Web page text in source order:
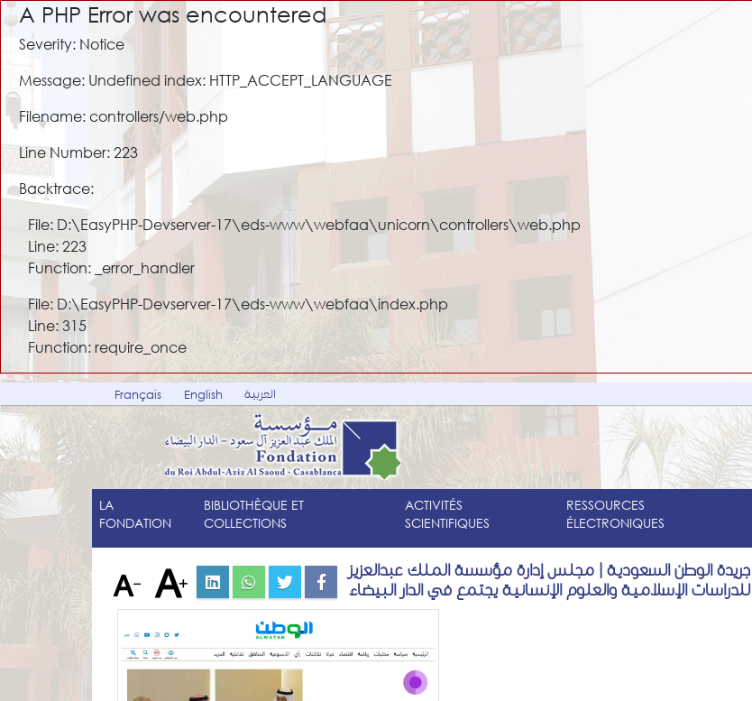
A PHP Error was encountered
Severity: Notice
Message: Undefined index: HTTP_ACCEPT_LANGUAGE
Filename: controllers/web.php
Line Number: 223
Backtrace:
File: D:\EasyPHP-Devserver-17\eds-www\webfaa\unicorn\controllers\web.php
Line: 223
Function: _error_handler
File: D:\EasyPHP-Devserver-17\eds-www\webfaa\index.php
Line: 315
Function: require_once
Français English العربية
LA
FONDATION
BIBLIOTHÈQUE ET
COLLECTIONS
ACTIVITÉS
SCIENTIFIQUES
RESSOURCES
ÉLECTRONIQUES
جريدة الوطن السعودية | مجلس إدارة مؤسسة الملك عبدالعزيز
للدراسات الإسلامية والعلوم الإنسانية يجتمع في الدار البيضاء